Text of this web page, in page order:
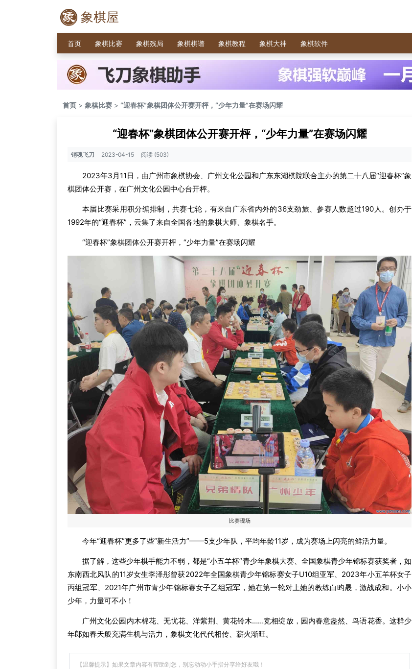
象棋屋
首页 象棋比赛 象棋残局 象棋棋谱 象棋教程 象棋大神 象棋软件
首页 > 象棋比赛 > “迎春杯”象棋团体公开赛开枰，“少年力量”在赛场闪耀
“迎春杯”象棋团体公开赛开枰，“少年力量”在赛场闪耀
销魂飞刀 2023-04-15 阅读 (503)
2023年3月11日，由广州市象棋协会、广州文化公园和广东东湖棋院联合主办的第二十八届“迎春杯”象
棋团体公开赛，在广州文化公园中心台开枰。
本届比赛采用积分编排制，共赛七轮，有来自广东省内外的36支劲旅、参赛人数超过190人。创办于
1992年的“迎春杯”，云集了来自全国各地的象棋大师、象棋名手。
“迎春杯”象棋团体公开赛开枰，“少年力量”在赛场闪耀
比赛现场
今年“迎春杯”更多了些“新生活力”——5支少年队，平均年龄11岁，成为赛场上闪亮的鲜活力量。
据了解，这些少年棋手能力不弱，都是“小五羊杯”青少年象棋大赛、全国象棋青少年锦标赛获奖者，如
东南西北风队的11岁女生李泽彤曾获2022年全国象棋青少年锦标赛女子U10组亚军、2023年小五羊杯女子
丙组冠军、2021年广州市青少年锦标赛女子乙组冠军，她在第一轮对上她的教练白昀晟，激战成和。小小
少年，力量可不小！
广州文化公园内木棉花、无忧花、洋紫荆、黄花铃木……竞相绽放，园内春意盎然、鸟语花香。这群少
年郎如春天般充满生机与活力，象棋文化代代相传、薪火渐旺。
【温馨提示】如果文章内容有帮助到您，别忘动动小手指分享给好友哦！